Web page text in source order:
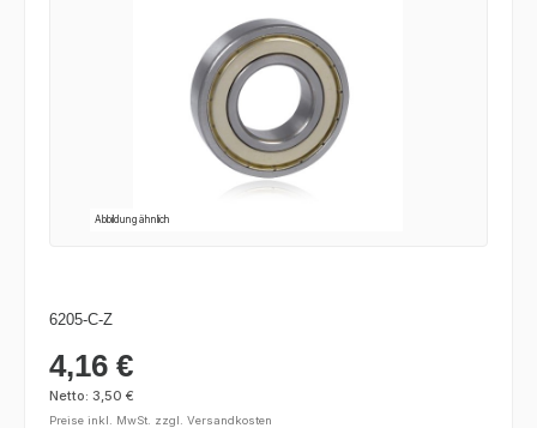
Abbildung ähnlich
6205-C-Z
Regulärer Preis:
4,16 €
Netto: 3,50 €
Preise inkl. MwSt. zzgl. Versandkosten